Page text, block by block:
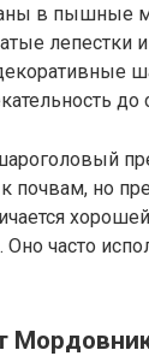
в пышные
лепестки
до
к почвам, но
часто